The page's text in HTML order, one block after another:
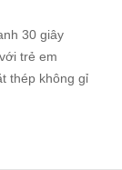
30 giây
trẻ em
thép không gỉ